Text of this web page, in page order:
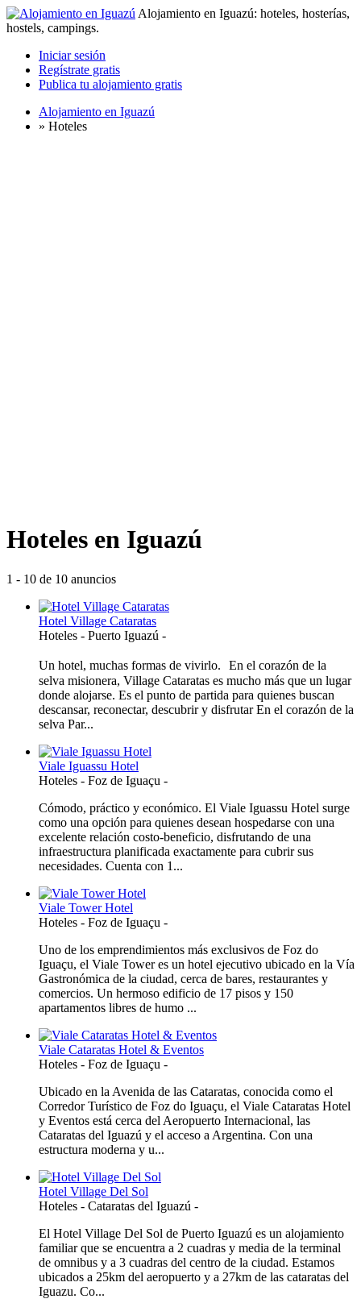
Alojamiento en Iguazú: hoteles, hosterías,
hostels, campings.
Iniciar sesión
Regístrate gratis
Publica tu alojamiento gratis
Alojamiento en Iguazú
» Hoteles
Hoteles en Iguazú
1 - 10 de 10 anuncios
Hotel Village Cataratas
Hoteles - Puerto Iguazú -
Un hotel, muchas formas de vivirlo. En el corazón de la
selva misionera, Village Cataratas es mucho más que un lugar
donde alojarse. Es el punto de partida para quienes buscan
descansar, reconectar, descubrir y disfrutar En el corazón de la
selva Par...
Viale Iguassu Hotel
Hoteles - Foz de Iguaçu -
Cómodo, práctico y económico. El Viale Iguassu Hotel surge
como una opción para quienes desean hospedarse con una
excelente relación costo-beneficio, disfrutando de una
infraestructura planificada exactamente para cubrir sus
necesidades. Cuenta con 1...
Viale Tower Hotel
Hoteles - Foz de Iguaçu -
Uno de los emprendimientos más exclusivos de Foz do
Iguaçu, el Viale Tower es un hotel ejecutivo ubicado en la Vía
Gastronómica de la ciudad, cerca de bares, restaurantes y
comercios. Un hermoso edificio de 17 pisos y 150
apartamentos libres de humo ...
Viale Cataratas Hotel & Eventos
Hoteles - Foz de Iguaçu -
Ubicado en la Avenida de las Cataratas, conocida como el
Corredor Turístico de Foz do Iguaçu, el Viale Cataratas Hotel
y Eventos está cerca del Aeropuerto Internacional, las
Cataratas del Iguazú y el acceso a Argentina. Con una
estructura moderna y u...
Hotel Village Del Sol
Hoteles - Cataratas del Iguazú -
El Hotel Village Del Sol de Puerto Iguazú es un alojamiento
familiar que se encuentra a 2 cuadras y media de la terminal
de omnibus y a 3 cuadras del centro de la ciudad. Estamos
ubicados a 25km del aeropuerto y a 27km de las cataratas del
Iguazu. Co...